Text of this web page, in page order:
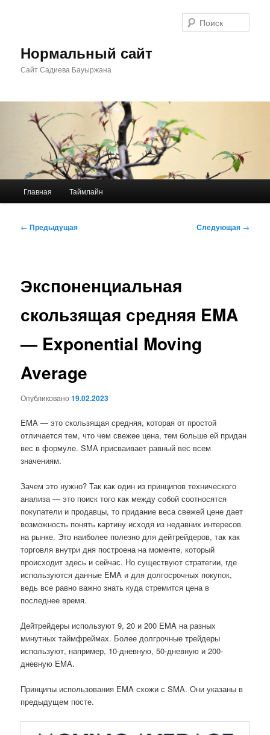
Нормальный сайт
Сайт Садиева Бауыржана
Главная Таймлайн
Навигация
← Предыдущая Следующая →
Экспоненциальная
скользящая средняя EMA
— Exponential Moving
Average
Опубликовано19.02.2023
EMA — это скользящая средняя, которая от простой
отличается тем, что чем свежее цена, тем больше ей придан
вес в формуле. SMA присваивает равный вес всем
значениям.
Зачем это нужно? Так как один из принципов технического
анализа — это поиск того как между собой соотносятся
покупатели и продавцы, то придание веса свежей цене дает
возможность понять картину исходя из недавних интересов
на рынке. Это наиболее полезно для дейтрейдеров, так как
торговля внутри дня построена на моменте, который
происходит здесь и сейчас. Но существуют стратегии, где
используются данные EMA и для долгосрочных покупок,
ведь все равно важно знать куда стремится цена в
последнее время.
Дейтрейдеры используют 9, 20 и 200 EMA на разных
минутных таймфреймах. Более долгрочные трейдеры
используют, например, 10-дневную, 50-дневную и 200-
дневную EMA.
Принципы использования EMA схожи с SMA. Они указаны в
предыдущем посте.